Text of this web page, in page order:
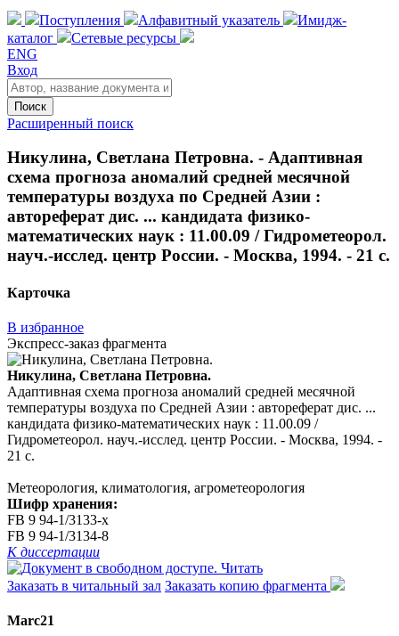
Поступления Алфавитный указатель
Имидж-
каталог
Сетевые ресурсы
ENG
Вход
Поиск
Расширенный поиск
Никулина, Светлана Петровна. - Адаптивная
схема прогноза аномалий средней месячной
температуры воздуха по Средней Азии :
автореферат дис. ... кандидата физико-
математических наук : 11.00.09 / Гидрометеорол.
науч.-исслед. центр России. - Москва, 1994. - 21 с.
Карточка
В избранное
Экспресс-заказ фрагмента
Никулина, Светлана Петровна.
Адаптивная схема прогноза аномалий средней месячной
температуры воздуха по Средней Азии : автореферат дис. ...
кандидата физико-математических наук : 11.00.09 /
Гидрометеорол. науч.-исслед. центр России. - Москва, 1994. -
21 с.
Метеорология, климатология, агрометеорология
Шифр хранения:
FB 9 94-1/3133-x
FB 9 94-1/3134-8
К диссертации
Читать
Заказать в читальный зал Заказать копию фрагмента
Marc21